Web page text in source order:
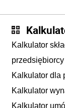
Kalkulator
przedsiębiorcy
Kalkulator dla
Kalkulator
Kalkulator